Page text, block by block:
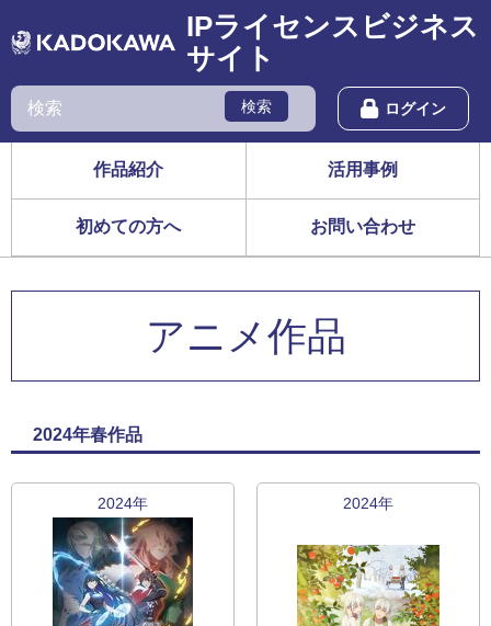
IPライセンスビジネス
サイト
検索 ログイン
作品紹介 活用事例
初めての方へ お問い合わせ
アニメ作品
2024年春作品
2024年 2024年